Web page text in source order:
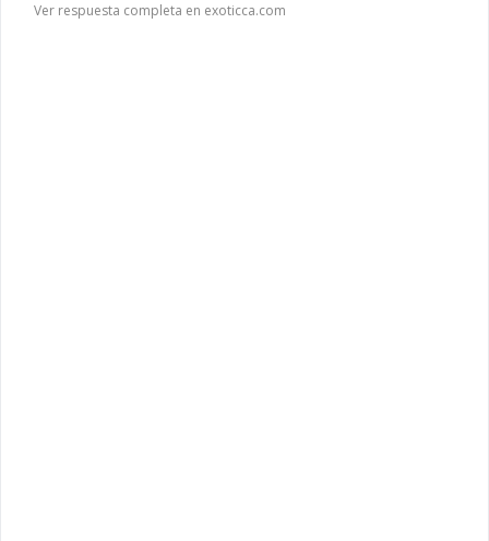
Ver respuesta completa en exoticca.com